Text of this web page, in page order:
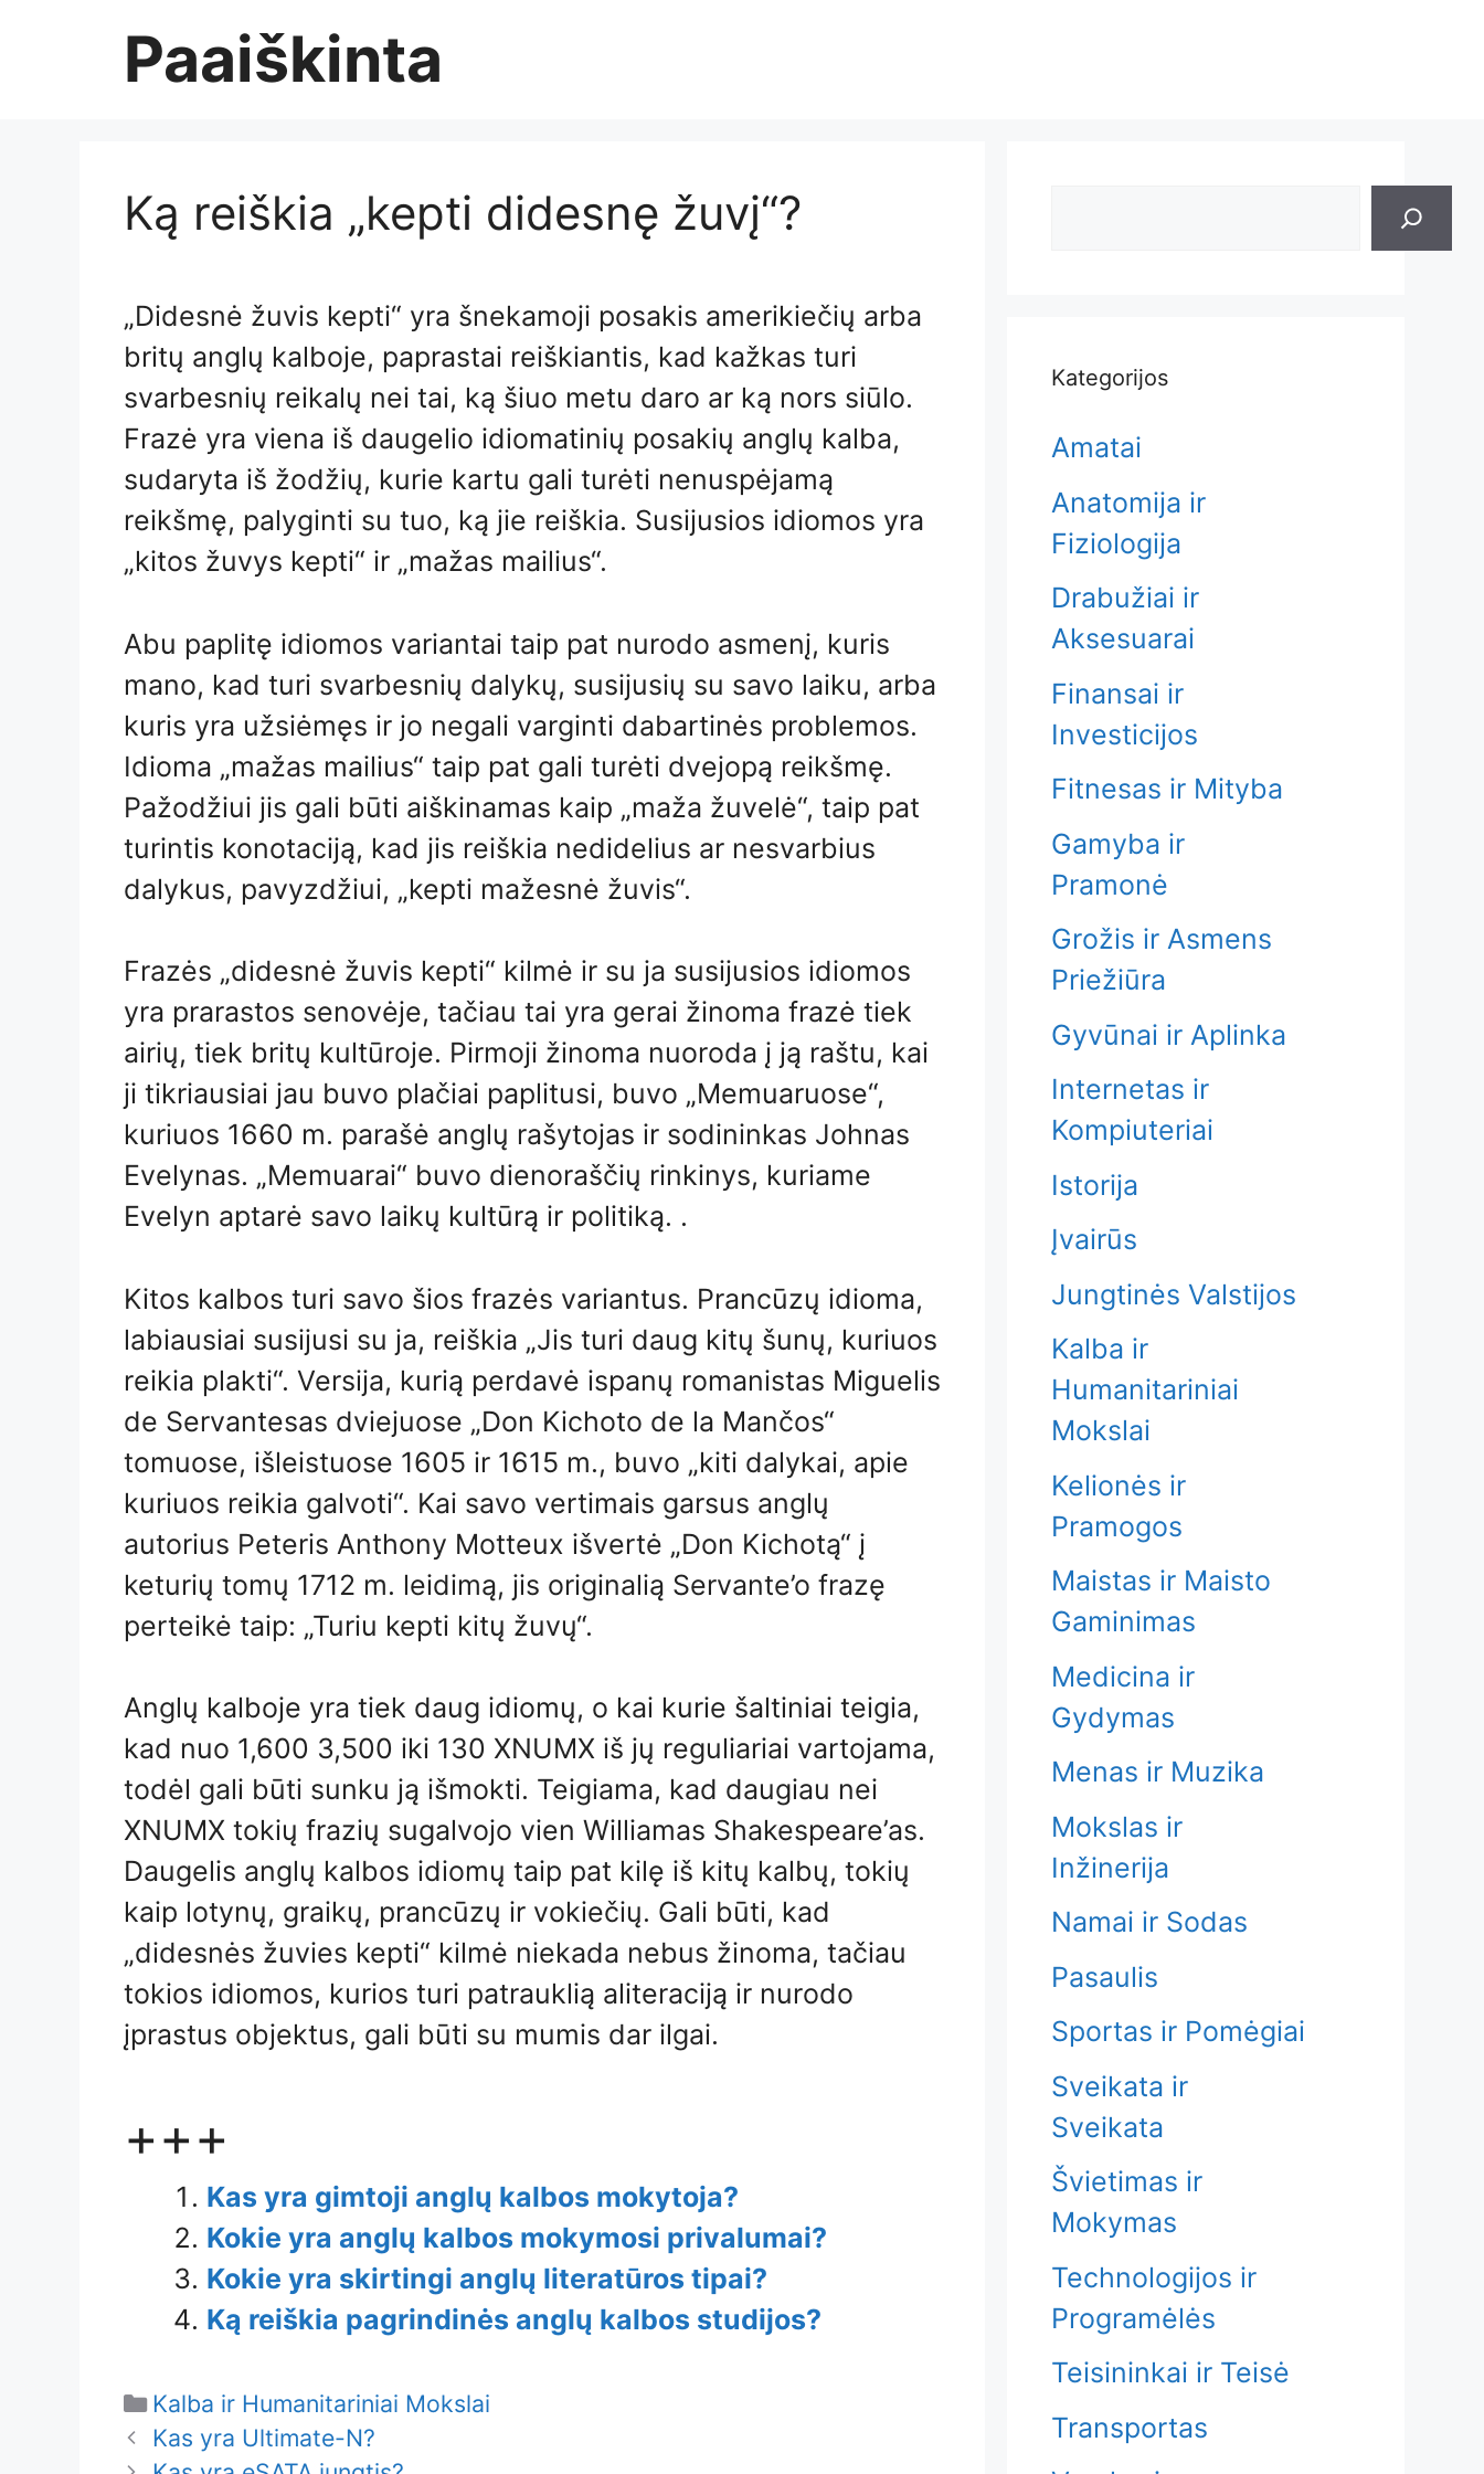
Paaiškinta
Ką reiškia „kepti didesnę žuvį“?
„Didesnė žuvis kepti“ yra šnekamoji posakis amerikiečių arba
britų anglų kalboje, paprastai reiškiantis, kad kažkas turi
svarbesnių reikalų nei tai, ką šiuo metu daro ar ką nors siūlo.
Frazė yra viena iš daugelio idiomatinių posakių anglų kalba,
sudaryta iš žodžių, kurie kartu gali turėti nenuspėjamą
reikšmę, palyginti su tuo, ką jie reiškia. Susijusios idiomos yra
„kitos žuvys kepti“ ir „mažas mailius“.
Abu paplitę idiomos variantai taip pat nurodo asmenį, kuris
mano, kad turi svarbesnių dalykų, susijusių su savo laiku, arba
kuris yra užsiėmęs ir jo negali varginti dabartinės problemos.
Idioma „mažas mailius“ taip pat gali turėti dvejopą reikšmę.
Pažodžiui jis gali būti aiškinamas kaip „maža žuvelė“, taip pat
turintis konotaciją, kad jis reiškia nedidelius ar nesvarbius
dalykus, pavyzdžiui, „kepti mažesnė žuvis“.
Frazės „didesnė žuvis kepti“ kilmė ir su ja susijusios idiomos
yra prarastos senovėje, tačiau tai yra gerai žinoma frazė tiek
airių, tiek britų kultūroje. Pirmoji žinoma nuoroda į ją raštu, kai
ji tikriausiai jau buvo plačiai paplitusi, buvo „Memuaruose“,
kuriuos 1660 m. parašė anglų rašytojas ir sodininkas Johnas
Evelynas. „Memuarai“ buvo dienoraščių rinkinys, kuriame
Evelyn aptarė savo laikų kultūrą ir politiką. .
Kitos kalbos turi savo šios frazės variantus. Prancūzų idioma,
labiausiai susijusi su ja, reiškia „Jis turi daug kitų šunų, kuriuos
reikia plakti“. Versija, kurią perdavė ispanų romanistas Miguelis
de Servantesas dviejuose „Don Kichoto de la Mančos“
tomuose, išleistuose 1605 ir 1615 m., buvo „kiti dalykai, apie
kuriuos reikia galvoti“. Kai savo vertimais garsus anglų
autorius Peteris Anthony Motteux išvertė „Don Kichotą“ į
keturių tomų 1712 m. leidimą, jis originalią Servante’o frazę
perteikė taip: „Turiu kepti kitų žuvų“.
Anglų kalboje yra tiek daug idiomų, o kai kurie šaltiniai teigia,
kad nuo 1,600 3,500 iki 130 XNUMX iš jų reguliariai vartojama,
todėl gali būti sunku ją išmokti. Teigiama, kad daugiau nei
XNUMX tokių frazių sugalvojo vien Williamas Shakespeare’as.
Daugelis anglų kalbos idiomų taip pat kilę iš kitų kalbų, tokių
kaip lotynų, graikų, prancūzų ir vokiečių. Gali būti, kad
„didesnės žuvies kepti“ kilmė niekada nebus žinoma, tačiau
tokios idiomos, kurios turi patrauklią aliteraciją ir nurodo
įprastus objektus, gali būti su mumis dar ilgai.
+++
Kas yra gimtoji anglų kalbos mokytoja?
Kokie yra anglų kalbos mokymosi privalumai?
Kokie yra skirtingi anglų literatūros tipai?
Ką reiškia pagrindinės anglų kalbos studijos?
Categories
Kalba ir Humanitariniai Mokslai
Kas yra Ultimate-N?
Kategorijos
Amatai
Anatomija ir
Fiziologija
Drabužiai ir
Aksesuarai
Finansai ir
Investicijos
Fitnesas ir Mityba
Gamyba ir
Pramonė
Grožis ir Asmens
Priežiūra
Gyvūnai ir Aplinka
Internetas ir
Kompiuteriai
Istorija
Įvairūs
Jungtinės Valstijos
Kalba ir
Humanitariniai
Mokslai
Kelionės ir
Pramogos
Maistas ir Maisto
Gaminimas
Medicina ir
Gydymas
Menas ir Muzika
Mokslas ir
Inžinerija
Namai ir Sodas
Pasaulis
Sportas ir Pomėgiai
Sveikata ir
Sveikata
Švietimas ir
Mokymas
Technologijos ir
Programėlės
Teisininkai ir Teisė
Transportas